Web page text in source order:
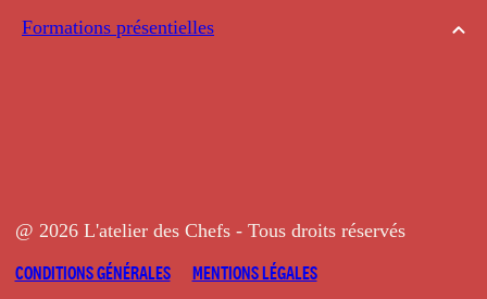
Formations présentielles
@ 2026 L'atelier des Chefs - Tous droits réservés
CONDITIONS GÉNÉRALES
MENTIONS LÉGALES